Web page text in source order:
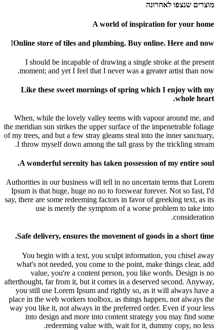
מוצרים שנצפו לאחרונה
A world of inspiration for your home
Online store of tiles and plumbing. Buy online. Here and now!
I should be incapable of drawing a single stroke at the present
moment; and yet I feel that I never was a greater artist than now.
Like these sweet mornings of spring which I enjoy with my
whole heart.
When, while the lovely valley teems with vapour around me, and
the meridian sun strikes the upper surface of the impenetrable foliage
of my trees, and but a few stray gleams steal into the inner sanctuary,
I throw myself down among the tall grass by the trickling stream.
A wonderful serenity has taken possession of my entire soul.
Authorities in our business will tell in no uncertain terms that Lorem
Ipsum is that huge, huge no no to forswear forever. Not so fast, I'd
say, there are some redeeming factors in favor of greeking text, as its
use is merely the symptom of a worse problem to take into
consideration.
Safe delivery, ensures the movement of goods in a short time.
You begin with a text, you sculpt information, you chisel away
what's not needed, you come to the point, make things clear, add
value, you're a content person, you like words. Design is no
afterthought, far from it, but it comes in a deserved second. Anyway,
you still use Lorem Ipsum and rightly so, as it will always have a
place in the web workers toolbox, as things happen, not always the
way you like it, not always in the preferred order. Even if your less
into design and more into content strategy you may find some
redeeming value with, wait for it, dummy copy, no less.